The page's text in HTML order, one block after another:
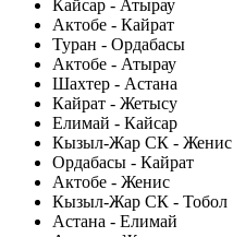
Кайсар - Атырау
Актобе - Кайрат
Туран - Ордабасы
Актобе - Атырау
Шахтер - Астана
Кайрат - Жетысу
Елимай - Кайсар
Кызыл-Жар СК - Женис
Ордабасы - Кайрат
Актобе - Женис
Кызыл-Жар СК - Тобол
Астана - Елимай